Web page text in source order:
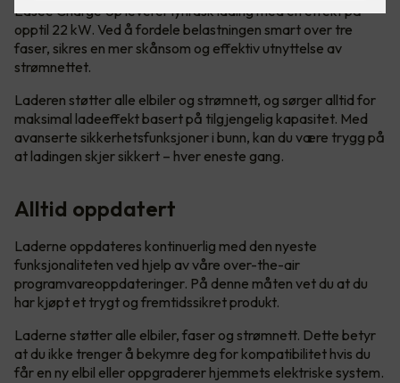
Easee Charge Up leverer lynrask lading med en effekt på
opptil 22 kW. Ved å fordele belastningen smart over tre
faser, sikres en mer skånsom og effektiv utnyttelse av
strømnettet.
Laderen støtter alle elbiler og strømnett, og sørger alltid for
maksimal ladeeffekt basert på tilgjengelig kapasitet. Med
avanserte sikkerhetsfunksjoner i bunn, kan du være trygg på
at ladingen skjer sikkert – hver eneste gang.
Alltid oppdatert
Laderne oppdateres kontinuerlig med den nyeste
funksjonaliteten ved hjelp av våre over-the-air
programvareoppdateringer. På denne måten vet du at du
har kjøpt et trygt og fremtidssikret produkt.
Laderne støtter alle elbiler, faser og strømnett. Dette betyr
at du ikke trenger å bekymre deg for kompatibilitet hvis du
får en ny elbil eller oppgraderer hjemmets elektriske system.